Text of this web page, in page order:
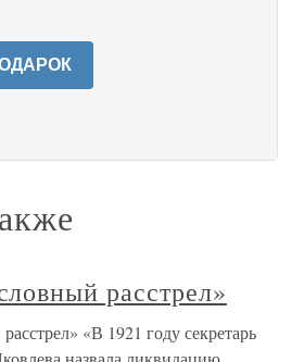
расстрел»
«В 1921 году секретарь